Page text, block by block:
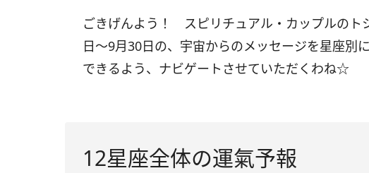
ごきげんよう！ スピリチュアル・カップルの
日〜9月30日の、宇宙からのメッセージを星座別
できるよう、ナビゲートさせていただくわね☆
12星座全体の運氣予報